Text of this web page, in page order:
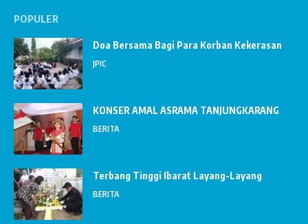
POPULER
Doa Bersama Bagi Para Korban Kekerasan
JPIC
KONSER AMAL ASRAMA TANJUNGKARANG
BERITA
Terbang Tinggi Ibarat Layang-Layang
BERITA